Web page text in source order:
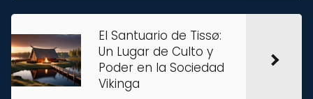
El Santuario de Tissø:
Un Lugar de Culto y
Poder en la Sociedad
Vikinga